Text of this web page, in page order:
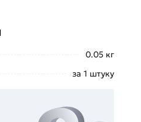
0.05 кг
за 1 штуку